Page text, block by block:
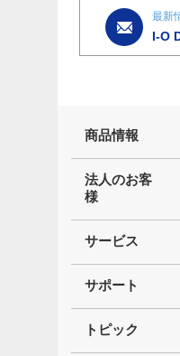
最新
I-O
商品情報
法人のお客
様
サービス
サポート
トピック